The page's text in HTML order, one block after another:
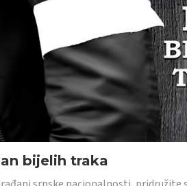
bijelih traka